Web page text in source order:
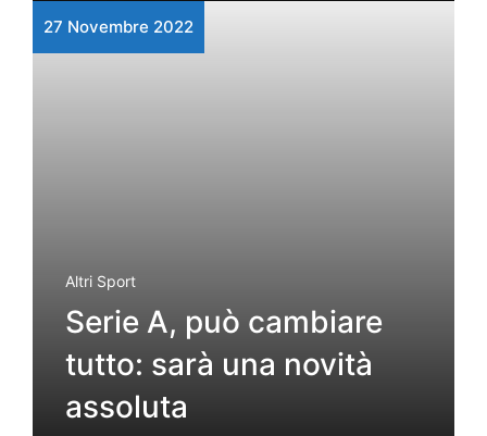
27 Novembre 2022
Altri Sport
Serie A, può cambiare
tutto: sarà una novità
assoluta